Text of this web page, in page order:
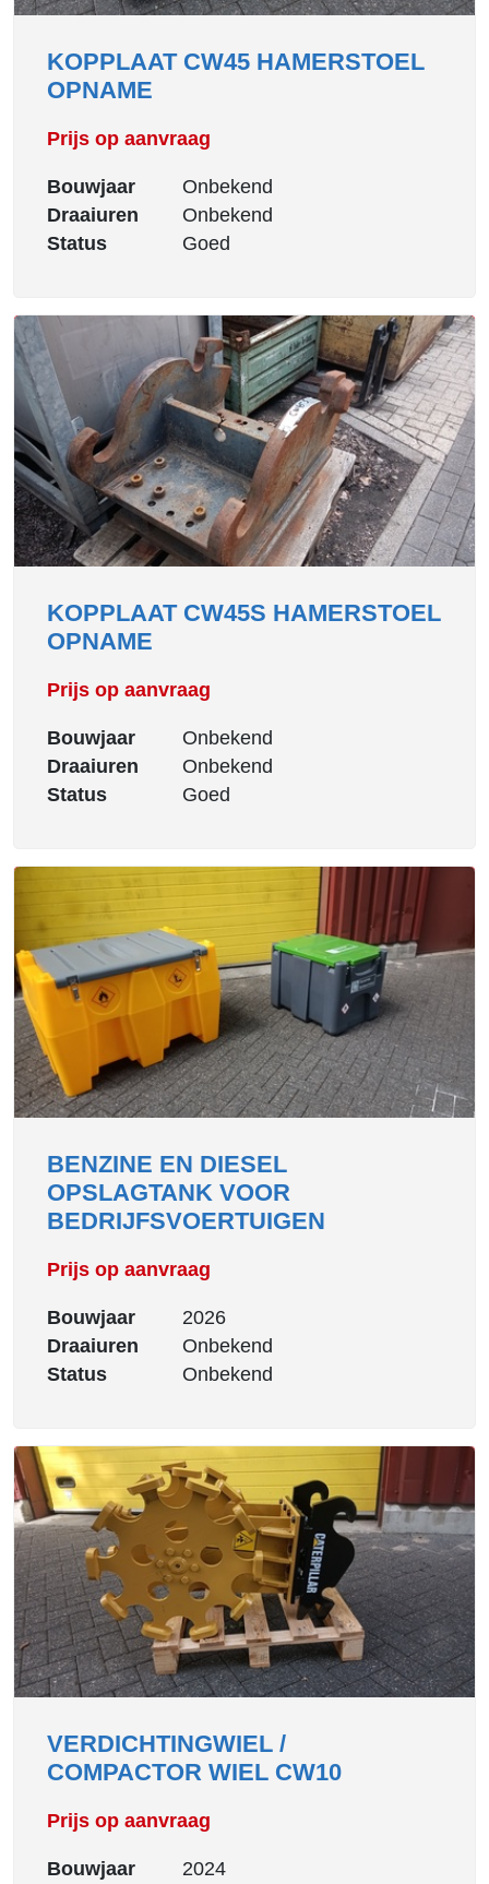
KOPPLAAT CW45 HAMERSTOEL
OPNAME
Prijs op aanvraag
Bouwjaar
Onbekend
Draaiuren
Onbekend
Status
Goed
KOPPLAAT CW45S HAMERSTOEL
OPNAME
Prijs op aanvraag
Bouwjaar
Onbekend
Draaiuren
Onbekend
Status
Goed
BENZINE EN DIESEL
OPSLAGTANK VOOR
BEDRIJFSVOERTUIGEN
Prijs op aanvraag
Bouwjaar
2026
Draaiuren
Onbekend
Status
Onbekend
VERDICHTINGWIEL /
COMPACTOR WIEL CW10
Prijs op aanvraag
Bouwjaar
2024